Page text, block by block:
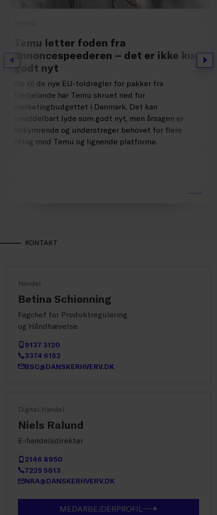
Forrige
Temu letter foden fra
annoncespeederen – det er ikke kun
godt nyt
Op til de nye EU-toldregler for pakker fra
tredjelande har Temu skruet ned for
marketingbudgettet i Danmark. Det kan
umiddelbart lyde som godt nyt, men årsagen er
bekymrende og understreger behovet for flere
tiltag mod Temu og lignende platforme.
KONTAKT
Handel
Betina Schiønning
Fagchef for Produktregulering
og Håndhævelse
9137 3120
3374 6152
BSC@DANSKERHVERV.DK
Digital Handel
Niels Ralund
E-handelsdirektør
2146 8950
7225 5613
NRA@DANSKERHVERV.DK
MEDARBEJDERPROFIL